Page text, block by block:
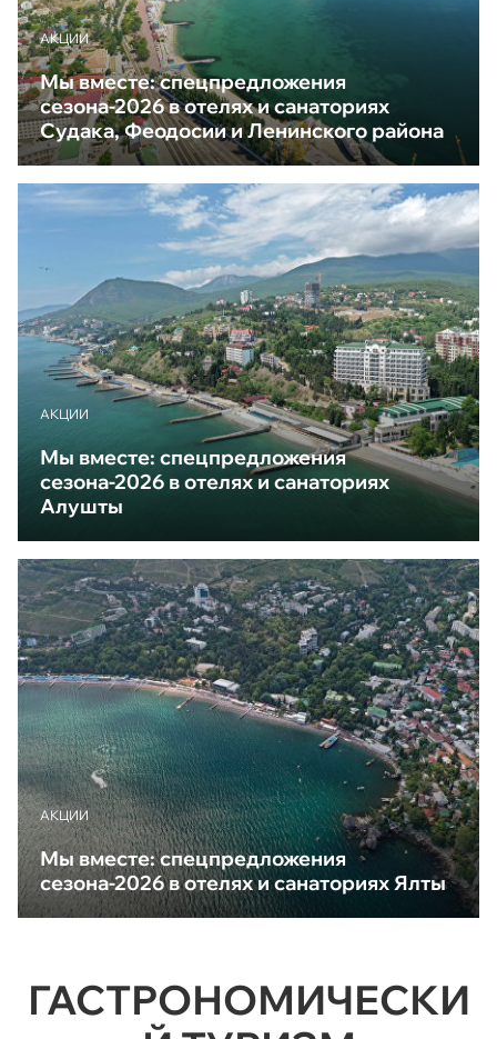
АКЦИИ
Мы вместе: спецпредложения
сезона-2026 в отелях и санаториях
Судака, Феодосии и Ленинского района
АКЦИИ
Мы вместе: спецпредложения
сезона-2026 в отелях и санаториях
Алушты
АКЦИИ
Мы вместе: спецпредложения
сезона-2026 в отелях и санаториях Ялты
ГАСТРОНОМИЧЕСКИ